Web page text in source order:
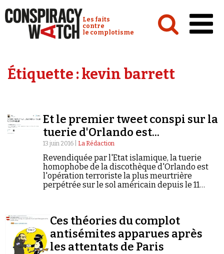
Conspiracy Watch :
Les faits
contre
le complotisme
Analyses
Vidéos
Émissions
Revues de presse
Newsletter
Étiquette :kevin barrett
Et le premier tweet conspi sur la
tuerie d'Orlando est...
13 juin 2016 | La Rédaction
Revendiquée par l'Etat islamique, la tuerie
homophobe de la discothèque d'Orlando est
l'opération terroriste la plus meurtrière
perpétrée sur le sol américain depuis le 11
Ces théories du complot
antisémites apparues après
les attentats de Paris